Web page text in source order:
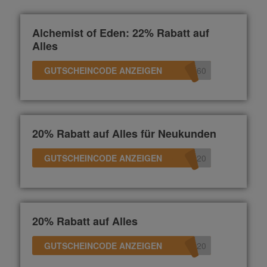
Alchemist of Eden: 22% Rabatt auf
Alles
GUTSCHEINCODE ANZEIGEN 60
20% Rabatt auf Alles für Neukunden
GUTSCHEINCODE ANZEIGEN e20
20% Rabatt auf Alles
GUTSCHEINCODE ANZEIGEN n20